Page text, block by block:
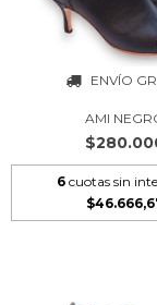
ENVÍO
AMI
6 cuotas sin